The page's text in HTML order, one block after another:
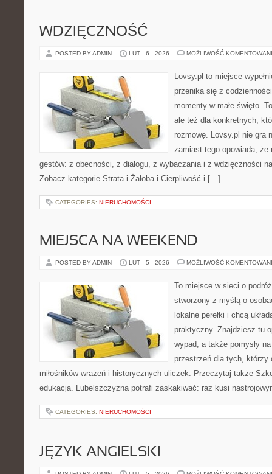
WDZIĘCZNOŚĆ
POSTED BY ADMIN LUT - 6 - 2026 MOŻLIWOŚĆ
Lovsy.pl to miejsce
przenika się z
momenty w małe święto.
ale też dla konkretnych,
rozmowę. Lovsy.pl nie gra
zamiast tego opowiada,
gestów: z obecności, z dialogu, z wybaczania i z wdzięczności
Zobacz kategorie Strata i Żałoba i Cierpliwość i […]
CATEGORIES: NIERUCHOMOŚCI
MIEJSCA NA WEEKEND
POSTED BY ADMIN LUT - 5 - 2026 MOŻLIWOŚĆ
To miejsce w sieci o
stworzony z myślą o
lokalne perełki i chcą
praktyczny. Znajdziesz tu
wypad, a także pomysły
przestrzeń dla tych, którzy
miłośników wrażeń i historycznych uliczek. Przeczytaj także
edukacja. Lubelszczyzna potrafi zaskakiwać: raz kusi
CATEGORIES: NIERUCHOMOŚCI
JĘZYK ANGIELSKI